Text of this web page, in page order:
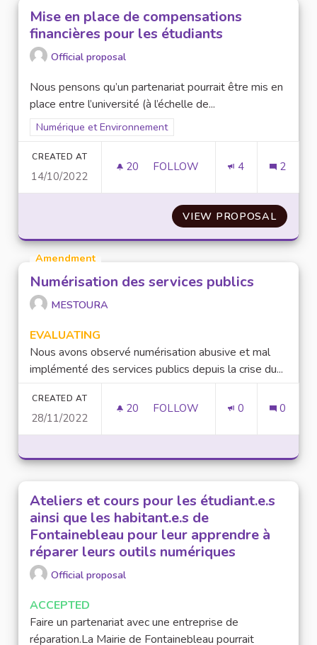
Mise en place de compensations
financières pour les étudiants
Official proposal
Nous pensons qu’un partenariat pourrait être mis en
place entre l’université (à l’échelle de...
Filter results for scope: Numérique et Environnement
Numérique et Environnement
CREATED AT
14/10/2022
20 20 FOLLOWERS
FOLLOW 4 2
VIEW PROPOSALMISE
Amendment
Numérisation des services publics
MESTOURA
EVALUATING
Nous avons observé numérisation abusive et mal
implémenté des services publics depuis la crise du...
CREATED AT
28/11/2022
20 20 FOLLOWERS
FOLLOW 0 0
Ateliers et cours pour les étudiant.e.s
ainsi que les habitant.e.s de
Fontainebleau pour leur apprendre à
réparer leurs outils numériques
Official proposal
ACCEPTED
Faire un partenariat avec une entreprise de
réparation.La Mairie de Fontainebleau pourrait